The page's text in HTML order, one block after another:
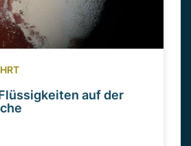
auf der